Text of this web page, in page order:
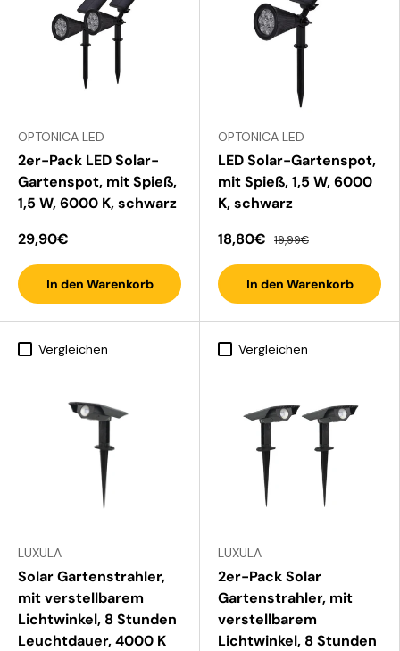
OPTONICA LED
2er-Pack LED Solar-
Gartenspot, mit Spieß,
1,5 W, 6000 K, schwarz
29,90€
In den Warenkorb
OPTONICA LED
LED Solar-Gartenspot,
mit Spieß, 1,5 W, 6000
K, schwarz
18,80€ 19,99€
In den Warenkorb
Vergleichen
LUXULA
Solar Gartenstrahler,
mit verstellbarem
Lichtwinkel, 8 Stunden
Leuchtdauer, 4000 K
Vergleichen
LUXULA
2er-Pack Solar
Gartenstrahler, mit
verstellbarem
Lichtwinkel, 8 Stunden